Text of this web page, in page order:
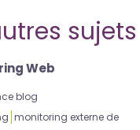
Web
blog
monitoring externe de